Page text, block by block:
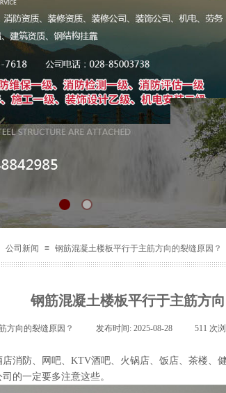
公司新闻 ≡ 钢筋混凝土楼板平行于主筋方向的裂缝原因？
钢筋混凝土楼板平行于主筋方
方向的裂缝原因？ 发布时间: 2025-08-28 511 次
消防、网吧、KTV酒吧、火锅店、饭店、茶楼、
的一定要多注意这些。